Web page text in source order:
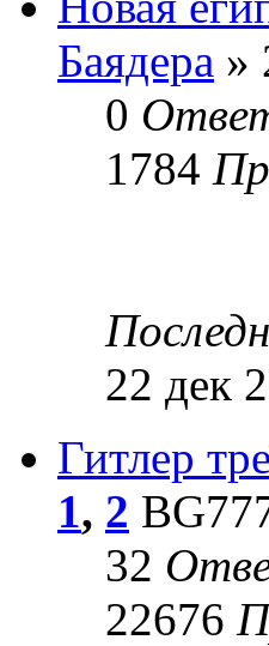
Баядера »
0
1784
22 дек
Гитлер
1, 2
32
22676